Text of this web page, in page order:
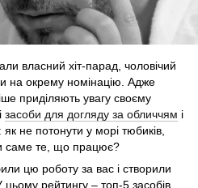
власний хіт-парад, чоловічий
на окрему номінацію. Адже
приділяють увагу своєму
засоби для догляду за обличчям і
не потонути у морі тюбиків,
саме те, що працює?
цю роботу за вас і створили
рейтингу – топ-5 засобів,